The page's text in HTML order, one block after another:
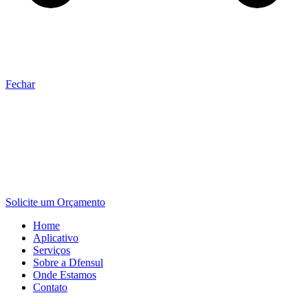
Fechar
Solicite um Orçamento
Home
Aplicativo
Serviços
Sobre a Dfensul
Onde Estamos
Contato